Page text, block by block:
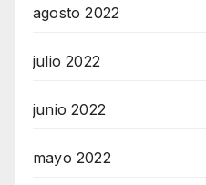
agosto 2022
julio 2022
junio 2022
mayo 2022